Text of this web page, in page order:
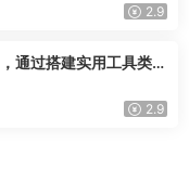
2.9
通过搭建实用工具类小
2.9